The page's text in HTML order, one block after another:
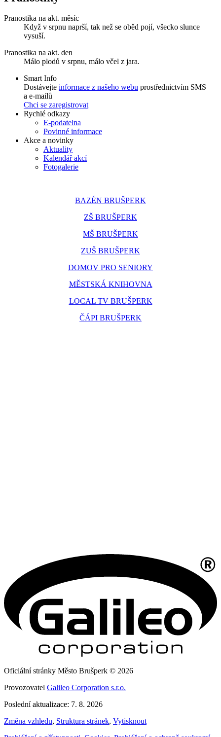
Pranostika na akt. měsíc
Když v srpnu naprší, tak než se oběd pojí, všecko slunce
vysuší.
Pranostika na akt. den
Málo plodů v srpnu, málo včel z jara.
Smart Info
Dostávejte informace z našeho webu prostřednictvím SMS
a e-mailů
Chci se zaregistrovat
Rychlé odkazy
E-podatelna
Povinné informace
Akce a novinky
Aktuality
Kalendář akcí
Fotogalerie
BAZÉN BRUŠPERK
ZŠ BRUŠPERK
MŠ BRUŠPERK
ZUŠ BRUŠPERK
DOMOV PRO SENIORY
MĚSTSKÁ KNIHOVNA
LOCAL TV BRUŠPERK
ČÁPI BRUŠPERK
Oficiální stránky Město Brušperk © 2026
Provozovatel Galileo Corporation s.r.o.
Poslední aktualizace: 7. 8. 2026
Změna vzhledu, Struktura stránek, Vytisknout